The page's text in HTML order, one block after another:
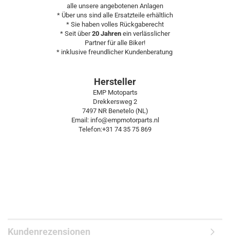
alle unsere angebotenen Anlagen
* Über uns sind alle Ersatzteile erhältlich
* Sie haben volles Rückgaberecht
* Seit über20 Jahren ein verlässlicher
Partner für alle Biker!
* inklusive freundlicher Kundenberatung
Hersteller
EMP Motoparts
Drekkersweg 2
7497 NR Benetelo (NL)
Email: info@empmotorparts.nl
Telefon:+31 74 35 75 869
Kundenrezensionen